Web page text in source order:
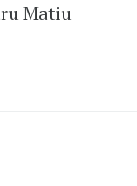
Matiu